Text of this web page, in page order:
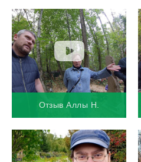
Отзыв Аллы Н.